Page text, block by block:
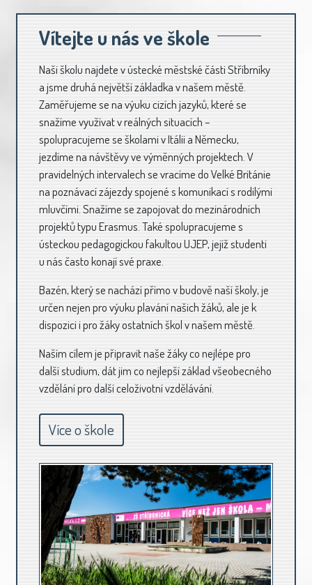
Vítejte u nás ve škole
Naši školu najdete v ústecké městské části Stříbrníky
a jsme druhá největší základka v našem městě.
Zaměřujeme se na výuku cizích jazyků, které se
snažíme využívat v reálných situacích –
spolupracujeme se školami v Itálii a Německu,
jezdíme na návštěvy ve výměnných projektech. V
pravidelných intervalech se vracíme do Velké Británie
na poznávací zájezdy spojené s komunikací s rodilými
mluvčími. Snažíme se zapojovat do mezinárodních
projektů typu Erasmus. Také spolupracujeme s
ústeckou pedagogickou fakultou UJEP, jejíž studenti
u nás často konají své praxe.
Bazén, který se nachází přímo v budově naší školy, je
určen nejen pro výuku plavání našich žáků, ale je k
dispozici i pro žáky ostatních škol v našem městě.
Naším cílem je připravit naše žáky co nejlépe pro
další studium, dát jim co nejlepší základ všeobecného
vzdělání pro další celoživotní vzdělávání.
Více o škole